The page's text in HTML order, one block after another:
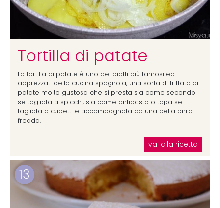
Tortilla di patate
La tortilla di patate è uno dei piatti più famosi ed
apprezzati della cucina spagnola, una sorta di frittata di
patate molto gustosa che si presta sia come secondo
se tagliata a spicchi, sia come antipasto o tapa se
tagliata a cubetti e accompagnata da una bella birra
fredda.
vai alla ricetta
13